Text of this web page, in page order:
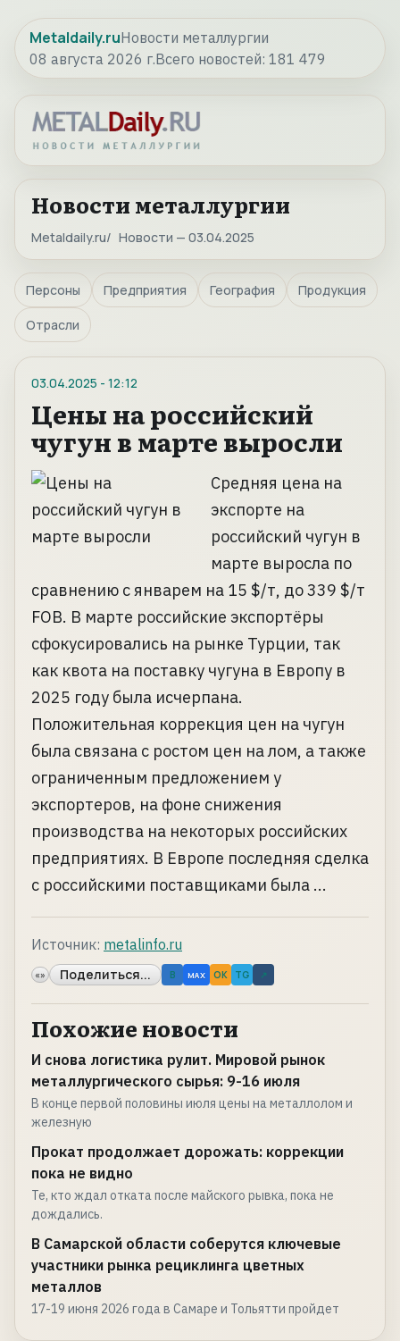
Metaldaily.ruНовости металлургии
08 августа 2026 г.Всего новостей: 181 479
Новости металлургии
Metaldaily.ru Новости — 03.04.2025
Персоны Предприятия География Продукция
Отрасли
03.04.2025 - 12:12
Цены на российский
чугун в марте выросли
Средняя цена на
экспорте на
российский чугун в
марте выросла по
сравнению с январем на 15 $/т, до 339 $/т
FOB. В марте российские экспортёры
сфокусировались на рынке Турции, так
как квота на поставку чугуна в Европу в
2025 году была исчерпана.
Положительная коррекция цен на чугун
была связана с ростом цен на лом, а также
ограниченным предложением у
экспортеров, на фоне снижения
производства на некоторых российских
предприятиях. В Европе последняя сделка
с российскими поставщиками была ...
Источник: metalinfo.ru
«» Поделиться... B MAX OK TG ↗
Похожие новости
И снова логистика рулит. Мировой рынок
металлургического сырья: 9-16 июля
В конце первой половины июля цены на металлолом и
железную
Прокат продолжает дорожать: коррекции
пока не видно
Те, кто ждал отката после майского рывка, пока не
дождались.
В Самарской области соберутся ключевые
участники рынка рециклинга цветных
металлов
17-19 июня 2026 года в Самаре и Тольятти пройдет